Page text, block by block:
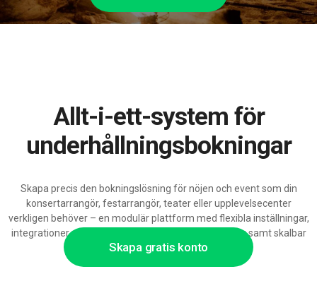
Skapa gratis konto
Allt-i-ett-system för
underhållningsbokningar
Skapa precis den bokningslösning för nöjen och event som din
konsertarrangör, festarrangör, teater eller upplevelsecenter
verkligen behöver – en modulär plattform med flexibla inställningar,
integrationer med kassasystem och biljettförsäljning samt skalbar
AI-kapacitet.